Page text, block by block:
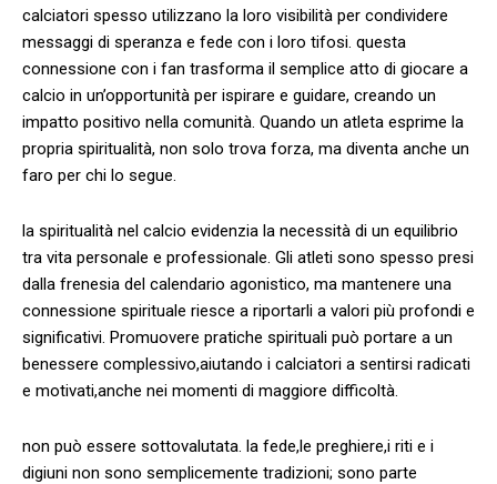
calciatori spesso utilizzano la loro visibilità per condividere
messaggi di speranza e fede ⁣con i loro tifosi. questa
connessione con i fan trasforma il semplice atto di giocare a
calcio in un’opportunità per ispirare e guidare, creando un
impatto positivo nella ⁢comunità. Quando un atleta esprime la
propria spiritualità, ​non solo trova forza,⁤ ma ‍diventa anche un⁣
faro per⁣ chi lo segue.
la spiritualità ​nel calcio evidenzia la necessità di un equilibrio
tra vita personale e professionale. Gli atleti sono spesso presi
dalla frenesia del calendario agonistico, ma​ mantenere una
connessione spirituale riesce a riportarli a valori più profondi e
significativi. Promuovere pratiche spirituali può portare a un
benessere complessivo,aiutando‌ i calciatori a ⁤sentirsi radicati
e motivati,anche nei momenti di maggiore difficoltà.
non può essere⁤ sottovalutata. la fede,le preghiere,i riti e i
digiuni non ‌sono semplicemente‌ tradizioni; sono parte